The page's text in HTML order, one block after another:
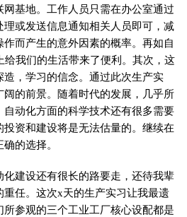
基地。工作人员只需在办公室通过
或发送信息通知相关人员即可，减
而产生的意外因素的概率。再如自
给我们的生活带来了便利。其次，这
，学习的信念。通过此次生产实
的前景。随着时代的发展，几乎所
动化方面的科学技术还有很多需要
资和建设将是无法估量的。继续在
的选择。
化建设还有很长的路要走，还待我辈
任。这次x天的生产实习让我最遗
参观的三个工业工厂核心设配都是